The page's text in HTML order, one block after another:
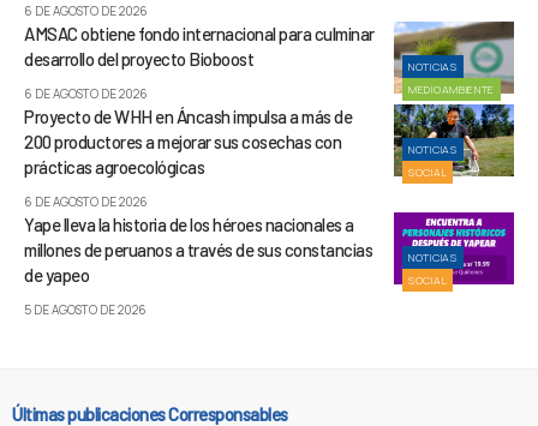
6 DE AGOSTO DE 2026
NOTICIAS
MEDIOAMBIENTE
AMSAC obtiene fondo internacional para culminar
desarrollo del proyecto Bioboost
6 DE AGOSTO DE 2026
NOTICIAS
SOCIAL
Proyecto de WHH en Áncash impulsa a más de
200 productores a mejorar sus cosechas con
prácticas agroecológicas
6 DE AGOSTO DE 2026
NOTICIAS
SOCIAL
Yape lleva la historia de los héroes nacionales a
millones de peruanos a través de sus constancias
de yapeo
5 DE AGOSTO DE 2026
Últimas publicaciones Corresponsables